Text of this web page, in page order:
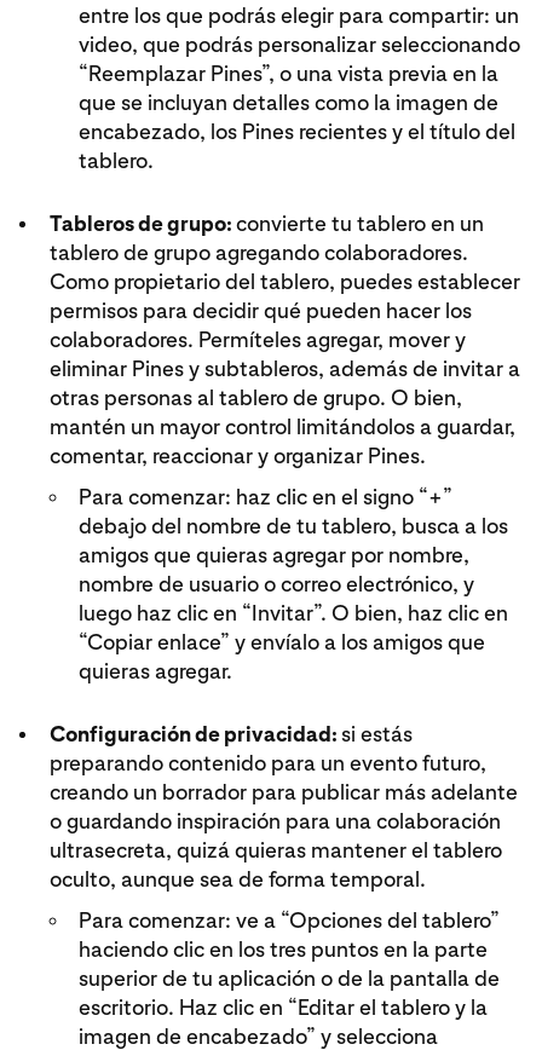
entre los que podrás elegir para compartir: un
video, que podrás personalizar seleccionando
“Reemplazar Pines”, o una vista previa en la
que se incluyan detalles como la imagen de
encabezado, los Pines recientes y el título del
tablero.
Tableros de grupo:convierte tu tablero en un
tablero de grupo agregando colaboradores.
Como propietario del tablero, puedes establecer
permisos para decidir qué pueden hacer los
colaboradores. Permíteles agregar, mover y
eliminar Pines y subtableros, además de invitar a
otras personas al tablero de grupo. O bien,
mantén un mayor control limitándolos a guardar,
comentar, reaccionar y organizar Pines.
Para comenzar: haz clic en el signo “+”
debajo del nombre de tu tablero, busca a los
amigos que quieras agregar por nombre,
nombre de usuario o correo electrónico, y
luego haz clic en “Invitar”. O bien, haz clic en
“Copiar enlace” y envíalo a los amigos que
quieras agregar.
Configuración de privacidad:si estás
preparando contenido para un evento futuro,
creando un borrador para publicar más adelante
o guardando inspiración para una colaboración
ultrasecreta, quizá quieras mantener el tablero
oculto, aunque sea de forma temporal.
Para comenzar: ve a “Opciones del tablero”
haciendo clic en los tres puntos en la parte
superior de tu aplicación o de la pantalla de
escritorio. Haz clic en “Editar el tablero y la
imagen de encabezado” y selecciona